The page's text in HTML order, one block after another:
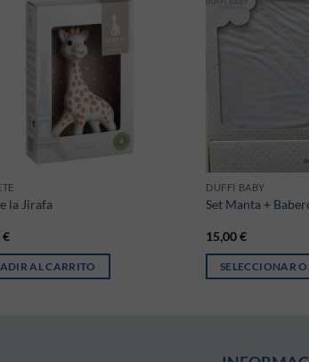
la Jirafa
€
AL CARRITO
DUFFI BABY
Set Manta +
15,00€
SELECCIONAR